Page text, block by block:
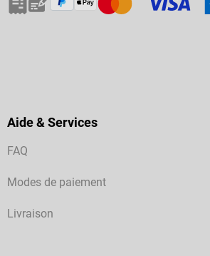
Aide & Services
FAQ
Modes de paiement
Livraison